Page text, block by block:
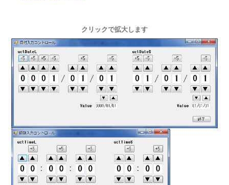
クリックで拡大します